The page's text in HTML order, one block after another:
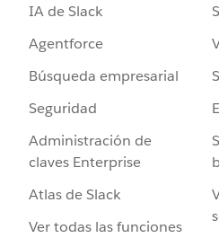
IA de Slack
Agentforce
Búsqueda empresarial
Seguridad
Administración de
claves Enterprise
Atlas de Slack
Ver todas las funciones